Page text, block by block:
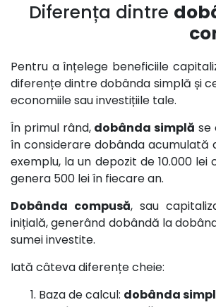
Diferența dintre
Pentru a înțelege beneficiile
diferențe dintre dobânda simplă și
economiile sau investițiile tale.
În primul rând, dobânda simplă se
în considerare dobânda
exemplu, la un depozit de 10.000
genera 500 lei în fiecare an.
Dobânda compusă, sau
inițială, generând dobândă la
sumei investite.
Iată câteva diferențe cheie:
Baza de calcul: dobânda